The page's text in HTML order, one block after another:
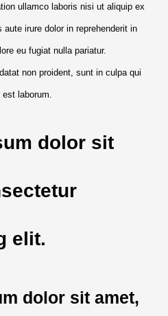
ullamco laboris nisi ut aliquip ex
irure dolor in reprehenderit in
eu fugiat nulla pariatur.
non proident, sunt in culpa qui
laborum.
dolor sit
elit.
dolor sit amet,